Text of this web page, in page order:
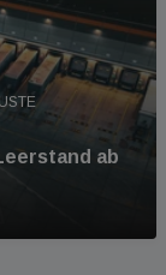
ab